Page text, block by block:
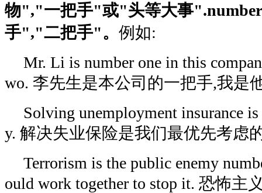
物","一把手"或"头等大事
手","二把手"。 例如:
Mr. Li is number one in this
wo. 李先生是本公司的一把手,我是
Solving unemployment insurance
y. 解决失业保险是我们最优先考虑
Terrorism is the public enemy
ould work together to stop it. 恐怖主